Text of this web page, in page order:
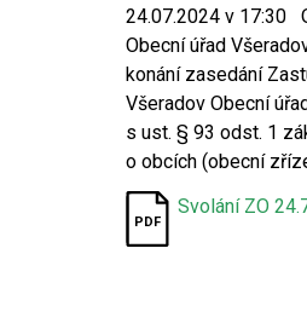
24.07.2024 v 17:30
Obecní úřad
konání zasedání
Všeradov Obecní
s ust. § 93 odst. 1
o obcích (obecní
Svolání ZO